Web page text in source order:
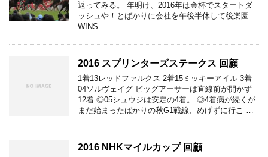
返ってみる。 年明け、2016年は金杯でスタートダ
ッシュや！とばかりに会社を午後半休して後楽園
WINS …
2016 スプリンターズステークス 回顧
1着13レッドファルクス 2着15ミッキーアイル 3着
04ソルヴェイグ ビッグアーサーは直線前が開かず
12着 ◎05シュウジは安定の4着。 ◎4着病が続くが
まだ始まったばかりの秋G1戦線、めげずに行こ …
2016 NHKマイルカップ 回顧